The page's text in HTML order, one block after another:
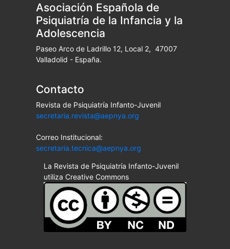
Asociación Española de
Psiquiatría de la Infancia y la
Adolescencia
Paseo Arco de Ladrillo 12, Local 2, 47007
Valladolid - España.
Contacto
Revista de Psiquiatría Infanto-Juvenil
secretaria.revista@aepnya.org
Correo Institucional:
secretaria.tecnica@aepnya.org
La Revista de Psiquiatría Infanto-Juvenil
utiliza Creative Commons